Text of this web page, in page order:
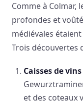
Comme à Colmar,
profondes et
médiévales
Trois découvertes
Caisses de
et des coteaux